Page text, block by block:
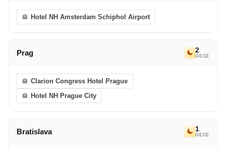
Hotel NH Amsterdam Schiphol Airport
Prag 2
GECE
Clarion Congress Hotel Prague
Hotel NH Prague City
Bratislava 1
GECE